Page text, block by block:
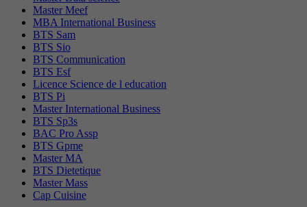
Master Meef
MBA International Business
BTS Sam
BTS Sio
BTS Communication
BTS Esf
Licence Science de l education
BTS Pi
Master International Business
BTS Sp3s
BAC Pro Assp
BTS Gpme
Master MA
BTS Dietetique
Master Mass
Cap Cuisine